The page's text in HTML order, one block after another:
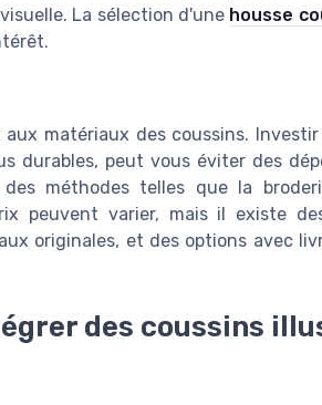
La sélection d'une housse
matériaux des coussins.
durables, peut vous éviter des
méthodes telles que la
peuvent varier, mais il existe
originales, et des options avec
des coussins